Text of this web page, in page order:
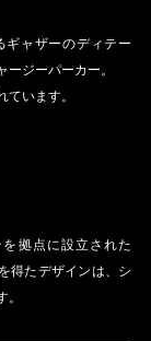
ギャザーのディテー
ジーパーカー。
います。
拠点に設立された
得たデザインは、シ